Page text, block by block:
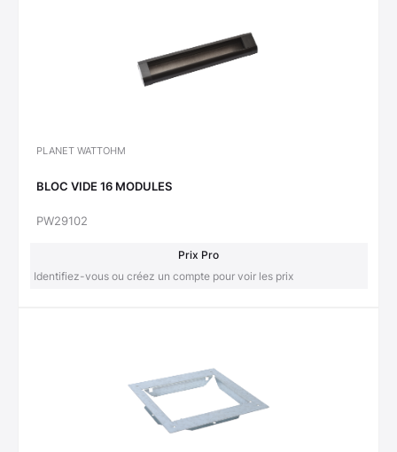
PLANET WATTOHM
BLOC VIDE 16 MODULES
PW29102
Prix Pro
Identifiez-vous ou créez un compte pour voir les prix